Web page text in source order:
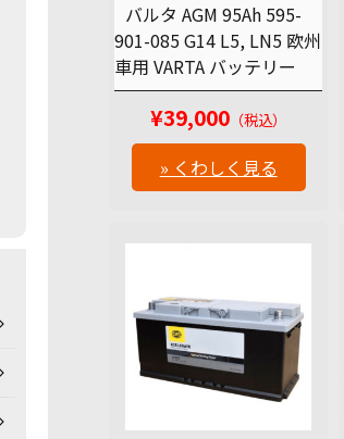
バルタ AGM 95Ah 595-
901-085 G14 L5, LN5 欧州
車用 VARTA バッテリー
¥39,000 （税込）
» くわしく見る